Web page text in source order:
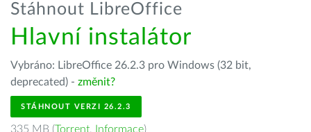
Stáhnout LibreOffice
Hlavní instalátor
Vybráno: LibreOffice 26.2.3 pro Windows (32 bit,
deprecated) - změnit?
STÁHNOUT VERZI 26.2.3
335 MB (Torrent, Informace)